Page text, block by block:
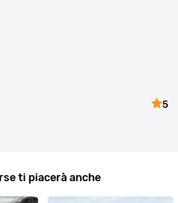
5
ti piacerà anche